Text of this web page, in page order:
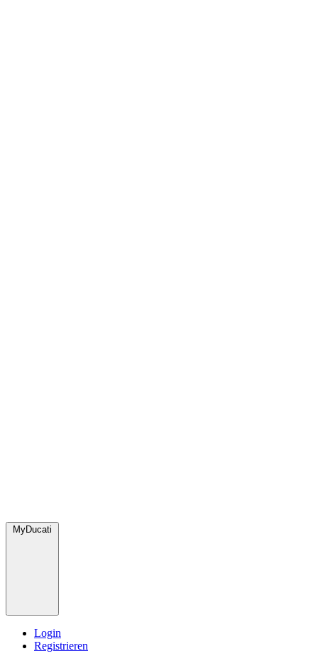
MyDucati
Login
Registrieren